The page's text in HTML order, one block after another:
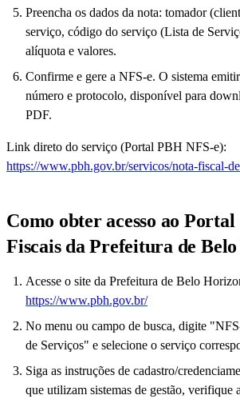
Preencha os dados da nota: tomador
serviço, código do serviço (Lista de
alíquota e valores.
Confirme e gere a NFS-e. O sistema
número e protocolo, disponível para
PDF.
Link direto do serviço (Portal PBH NFS-e):
https://www.pbh.gov.br/servicos/nota-fiscal-
Como obter acesso ao Portal
Fiscais da Prefeitura de
Acesse o site da Prefeitura de Belo
https://www.pbh.gov.br/
No menu ou campo de busca, digite
de Serviços" e selecione o serviço
Siga as instruções de cadastro/
que utilizam sistemas de gestão, verifique